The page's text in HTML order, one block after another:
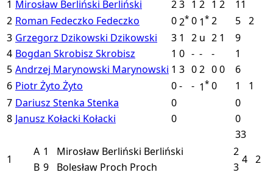
1 Mirosław Berliński Berliński 23 1 2 1 2
11
2 Roman Fedeczko Fedeczko 02* 0 1* 2 5 2
3 Grzegorz Dzikowski Dzikowski 3 1 2 u 2 1
9
4 Bogdan Skrobisz Skrobisz 1 0 - - -
1
5 Andrzej Marynowski Marynowski 1 3 02 00
6
6 Piotr Żyto Żyto 0- - 1* 0 1
1
7 Dariusz Stenka Stenka 0
0
8 Janusz Kołacki Kołacki 0
0
33
1
A 1 Mirosław Berliński Berliński 2
4 2
B 9 Bolesław Proch Proch
3